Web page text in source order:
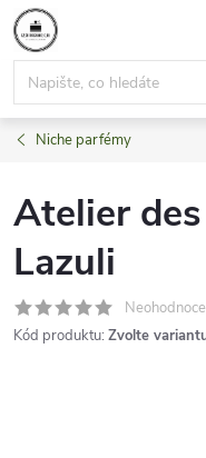
Přejít
na
obsah
Niche parfémy
Atelier
Lazuli
Kód produktu: Zvolte